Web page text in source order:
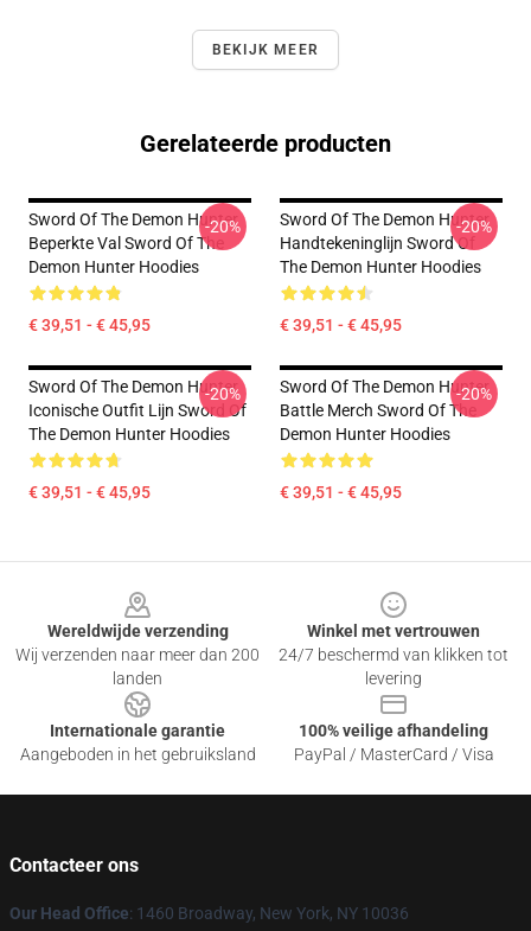
BEKIJK MEER
Gerelateerde producten
Sword Of The Demon Hunter
Beperkte Val Sword Of The
Demon Hunter Hoodies
€ 39,51 - € 45,95
-20%
Sword Of The Demon Hunter
Handtekeninglijn Sword Of
The Demon Hunter Hoodies
€ 39,51 - € 45,95
-20%
Sword Of The Demon Hunter
Iconische Outfit Lijn Sword Of
The Demon Hunter Hoodies
€ 39,51 - € 45,95
-20%
Sword Of The Demon Hunter
Battle Merch Sword Of The
Demon Hunter Hoodies
€ 39,51 - € 45,95
-20%
Wereldwijde verzending
Wij verzenden naar meer dan 200
landen
Winkel met vertrouwen
24/7 beschermd van klikken tot
levering
Internationale garantie
Aangeboden in het gebruiksland
100% veilige afhandeling
PayPal / MasterCard / Visa
Contacteer ons
Our Head Office: 1460 Broadway, New York, NY 10036